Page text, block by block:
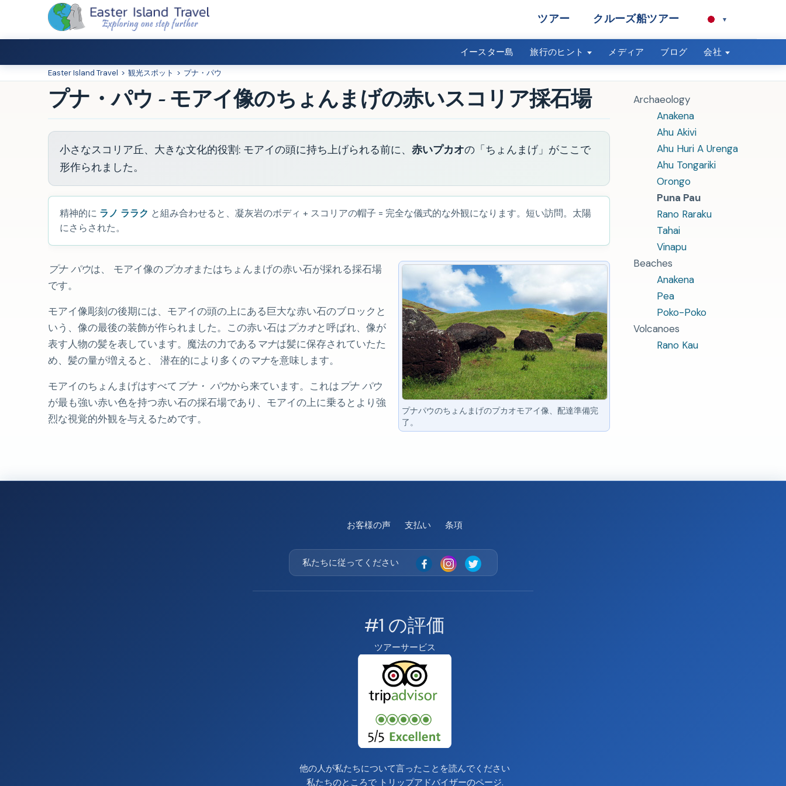
ツアー クルーズ船ツアー ▾
イースター島 旅行のヒント メディア ブログ 会社
Easter Island Travel > 観光スポット > プナ・パウ
Archaeology
Anakena
Ahu Akivi
Ahu Huri A Urenga
Ahu Tongariki
Orongo
Puna Pau
Rano Raraku
Tahai
Vinapu
Beaches
Anakena
Pea
Poko-Poko
Volcanoes
Rano Kau
プナ・パウ - モアイ像のちょんまげの赤いスコリア採石場
小さなスコリア丘、大きな文化的役割: モアイの頭に持ち上げられる前に、赤いプカオの「ちょんまげ」がここで
形作られました。
精神的に ラノ ララク と組み合わせると、凝灰岩のボディ + スコリアの帽子 = 完全な儀式的な外観になります。短い訪問。太陽
にさらされた。
プナパウのちょんまげのプカオモアイ像、配達準備完
了。
プナ パウは、 モアイ像のプカオまたはちょんまげの赤い石が採れる採石場
です。
モアイ像彫刻の後期には、モアイの頭の上にある巨大な赤い石のブロックと
いう、像の最後の装飾が作られました。この赤い石は プカオと呼ばれ、像が
表す人物の髪を表しています。魔法の力である マナは髪に保存されていたた
め、髪の量が増えると、 潜在的により多くのマナを意味します。
モアイのちょんまげはすべて プナ・ パウから来ています。これは プナ パウ
が最も強い赤い色を持つ赤い石の採石場であり、モアイの上に乗るとより強
烈な視覚的外観を与えるためです。
お客様の声 支払い 条項
私たちに従ってください
#1 の評価
ツアーサービス
他の人が私たちについて言ったことを読んでください
私たちのところで トリップアドバイザーのページ.